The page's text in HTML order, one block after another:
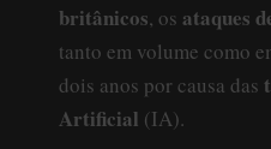
britânicos, os ataques
tanto em volume como
dois anos por causa das
Artificial (IA).